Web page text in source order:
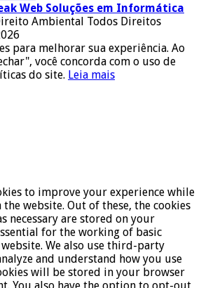
Web Soluções em Informática
Ambiental Todos Direitos
para melhorar sua experiência. Ao
você concorda com o uso de
do site. Leia mais
to improve your experience while
website. Out of these, the cookies
necessary are stored on your
for the working of basic
We also use third-party
and understand how you use
will be stored in your browser